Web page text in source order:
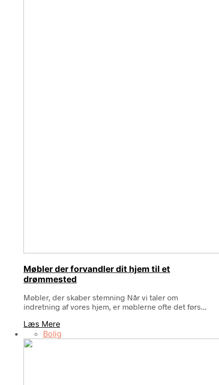
Møbler der forvandler dit hjem til et
drømmested
Møbler, der skaber stemning Når vi taler om
indretning af vores hjem, er møblerne ofte det førs...
Læs Mere
Bolig